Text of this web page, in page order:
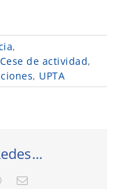
,
Cese de actividad,
, UPTA
WhatsApp
Correo